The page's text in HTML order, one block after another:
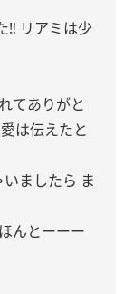
‼︎ リアミは少
てありがと
は伝えたと
ましたら ま
ほんとーーー